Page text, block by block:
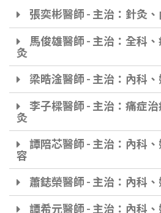
張奕彬醫師 - 主治：針灸
馬俊雄醫師 - 主治：全科
灸
梁晧淦醫師 - 主治：內科
李子樑醫師 - 主治：痛症
灸
譚陪芯醫師 - 主治：內科
容
蕭鋕榮醫師 - 主治：內科
譚希元醫師 - 主治：內科